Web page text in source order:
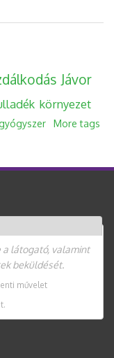
tartalommal
Jávor
környezet
More tags
a látogató, valamint
beküldését.
művelet